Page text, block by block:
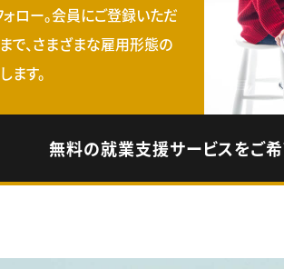
ロー。会員にご登録いただ
で、さまざまな雇用形態の
す。
無料の就業支援サービスをご